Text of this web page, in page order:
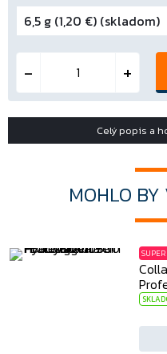
Celý popis a
MOHLO